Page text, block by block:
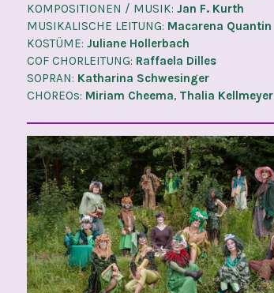
KOMPOSITIONEN / MUSIK: Jan F. Kurth
MUSIKALISCHE LEITUNG: Macarena Quantin
KOSTÜME: Juliane Hollerbach
COF CHORLEITUNG: Raffaela Dilles
SOPRAN: Katharina Schwesinger
CHOREOs: Miriam Cheema, Thalia Kellmeyer